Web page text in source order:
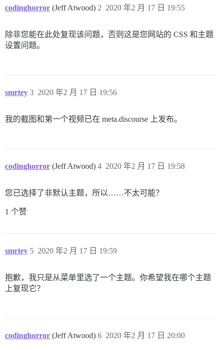
codinghorror (Jeff Atwood) 2020 年2 月 17 日 19:55
2
除非您能在此处复现该问题，否则这是您网站的 CSS 和主题
设置问题。
smrtey 2020 年2 月 17 日 19:56
3
我的截图和第一个视频已在 meta.discourse 上发布。
codinghorror (Jeff Atwood) 2020 年2 月 17 日 19:58
4
您已选择了非默认主题，所以……不太可能？
1 个赞
smrtey 2020 年2 月 17 日 19:59
5
抱歉，我只是从菜单里选了一个主题。你希望我在哪个主题
上复现它？
codinghorror (Jeff Atwood) 2020 年2 月 17 日 20:00
6